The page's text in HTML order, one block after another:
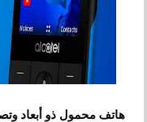
هاتف محمول ذو أبعاد